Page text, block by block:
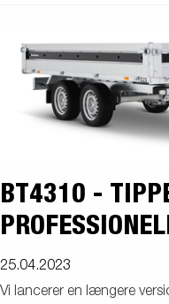
BT4310 -
25.04.2023
Vi lancerer en længere